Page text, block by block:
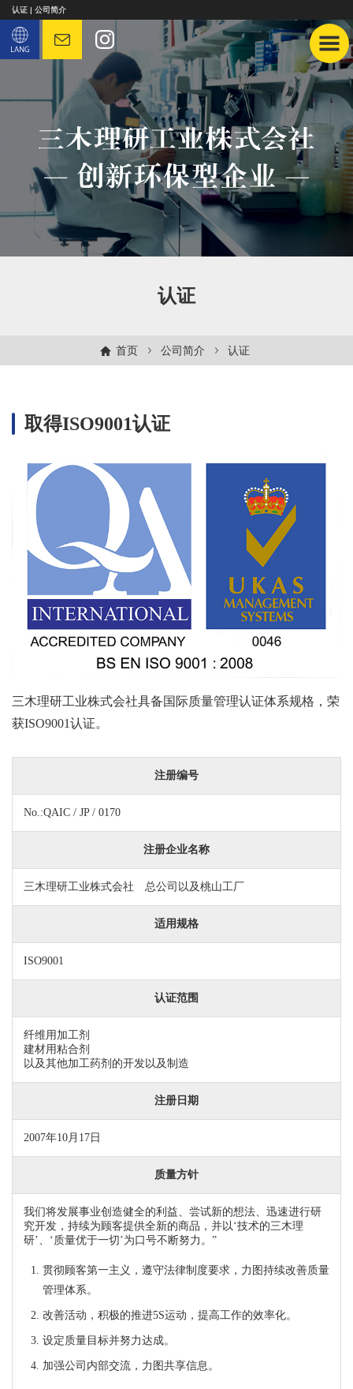
认证 | 公司简介
认证
首页 公司简介 认证
取得ISO9001认证
三木理研工业株式会社具备国际质量管理认证体系规格，荣
获ISO9001认证。
注册编号
No.:QAIC / JP / 0170
注册企业名称
三木理研工业株式会社 总公司以及桃山工厂
适用规格
ISO9001
认证范围
纤维用加工剂
建材用粘合剂
以及其他加工药剂的开发以及制造
注册日期
2007年10月17日
质量方针
我们将发展事业创造健全的利益、尝试新的想法、迅速进行研
究开发，持续为顾客提供全新的商品，并以‘技术的三木理
研’、‘质量优于一切’为口号不断努力。”
贯彻顾客第一主义，遵守法律制度要求，力图持续改善质量
管理体系。
改善活动，积极的推进5S运动，提高工作的效率化。
设定质量目标并努力达成。
加强公司内部交流，力图共享信息。